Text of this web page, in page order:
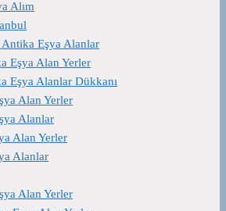
Alım
Eşya Alanlar
Eşya Alan Yerler
Eşya Alanlar Dükkanı
Alan Yerler
Alanlar
Alan Yerler
Alanlar
Alan Yerler